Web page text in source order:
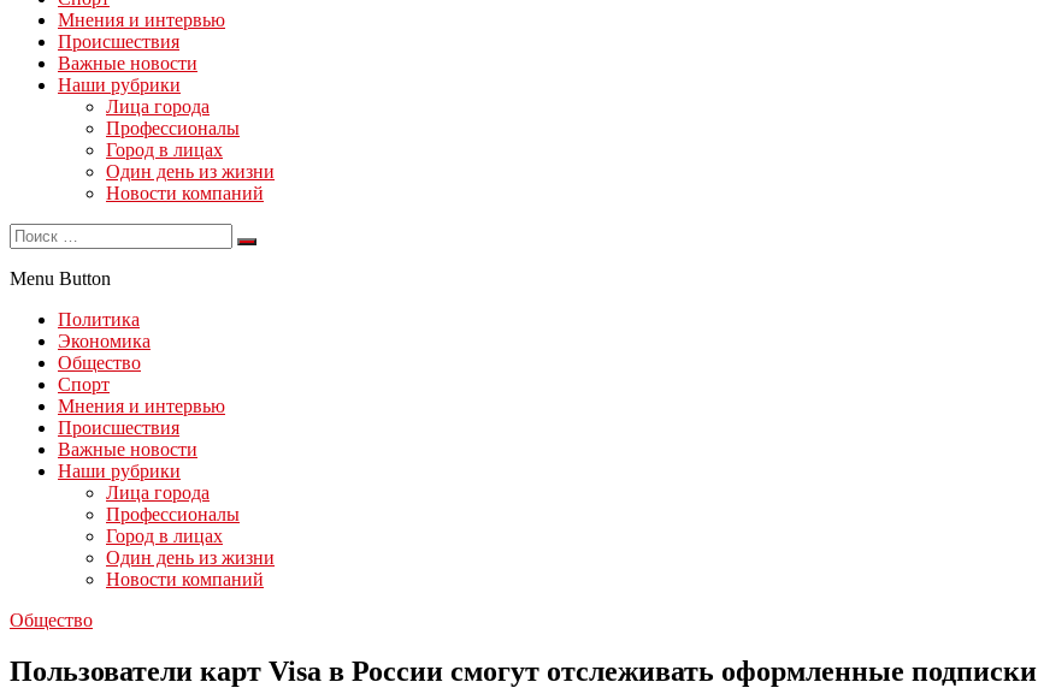
Мнения и интервью
Происшествия
Важные новости
Наши рубрики
Лица города
Профессионалы
Город в лицах
Один день из жизни
Новости компаний
Menu Button
Политика
Экономика
Общество
Спорт
Мнения и интервью
Происшествия
Важные новости
Наши рубрики
Лица города
Профессионалы
Город в лицах
Один день из жизни
Новости компаний
Общество
Пользователи карт Visa в России смогут отслеживать оформленные подписки